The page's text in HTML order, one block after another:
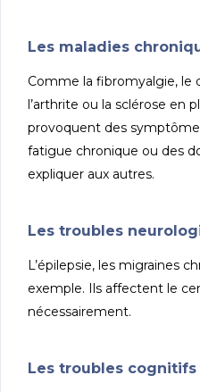
Les maladies
Comme la fibromyalgie, le
l’arthrite ou la sclérose en
provoquent des
fatigue chronique ou des
expliquer aux autres.
Les troubles
L’épilepsie, les migraines
exemple. Ils affectent le
nécessairement.
Les troubles cognitifs